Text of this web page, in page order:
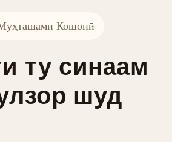
Кошонӣ
ту синаам
шуд